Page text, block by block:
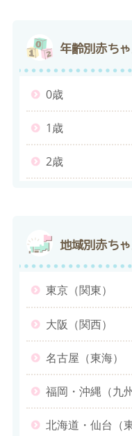
年齢別 赤ち
0歳
1歳
2歳
地域別 赤ち
東京（関東）
大阪（関西）
名古屋（東海）
福岡・沖縄（九州
北海道・仙台（